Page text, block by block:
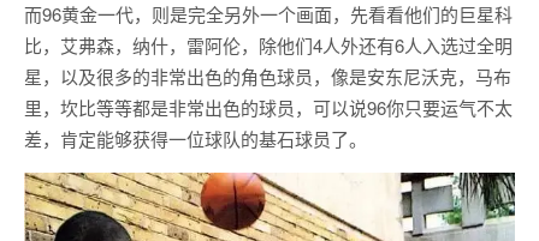
而96黄金一代，则是完全另外一个画面，先看看他们的巨星科
比，艾弗森，纳什，雷阿伦，除他们4人外还有6人入选过全明
星，以及很多的非常出色的角色球员，像是安东尼沃克，马布
里，坎比等等都是非常出色的球员，可以说96你只要运气不太
差，肯定能够获得一位球队的基石球员了。